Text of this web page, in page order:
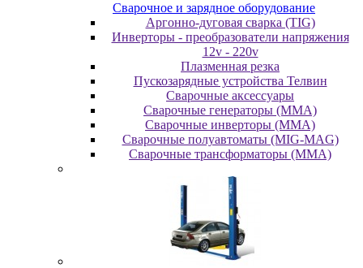
Cвapoчнoe и зарядное оборудование
Аргонно-дуговая сварка (TIG)
Инверторы - преобразователи напряжения
12v - 220v
Плазменная резка
Пускозарядные устройства Телвин
Сварочные аксессуары
Сварочные генераторы (MMA)
Сварочные инверторы (MMA)
Сварочные полуавтоматы (MIG-MAG)
Сварочные трансформаторы (MMA)